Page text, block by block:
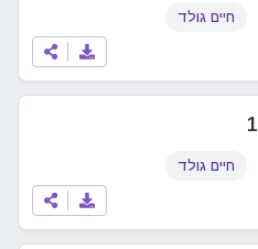
חיים גולד
חיים גולד